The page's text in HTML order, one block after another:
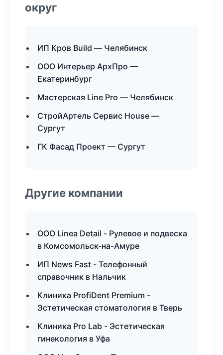
округ
ИП Кров Build — Челябинск
ООО Интерьер АрхПро —
Екатеринбург
Мастерская Line Pro — Челябинск
СтройАртель Сервис House —
Сургут
ГК Фасад Проект — Сургут
Другие компании
ООО Linea Detail - Рулевое и подвеска
в Комсомольск-на-Амуре
ИП News Fast - Телефонный
справочник в Нальчик
Клиника ProfiDent Premium -
Эстетическая стоматология в Тверь
Клиника Pro Lab - Эстетическая
гинекология в Уфа